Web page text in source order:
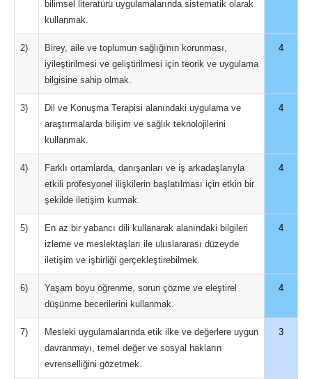
bilimsel literatürü uygulamalarında sistematik olarak
kullanmak.
2)
Birey, aile ve toplumun sağlığının korunması,
iyileştirilmesi ve geliştirilmesi için teorik ve uygulama
bilgisine sahip olmak.
4
3)
Dil ve Konuşma Terapisi alanındaki uygulama ve
araştırmalarda bilişim ve sağlık teknolojilerini
kullanmak.
4
4)
Farklı ortamlarda, danışanları ve iş arkadaşlarıyla
etkili profesyonel ilişkilerin başlatılması için etkin bir
şekilde iletişim kurmak.
4
5)
En az bir yabancı dili kullanarak alanındaki bilgileri
izleme ve meslektaşları ile uluslararası düzeyde
iletişim ve işbirliği gerçekleştirebilmek.
4
6)
Yaşam boyu öğrenme, sorun çözme ve eleştirel
düşünme becerilerini kullanmak.
4
7)
Mesleki uygulamalarında etik ilke ve değerlere uygun
davranmayı, temel değer ve sosyal hakların
evrenselliğini gözetmek.
3